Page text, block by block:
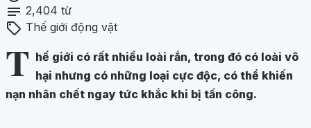
notes 2,404 từ
sell Thế giới động vật
T hế giới có rất nhiều loài rắn, trong đó có loài vô
hại nhưng có những loại cực độc, có thể khiến
nạn nhân chết ngay tức khắc khi bị tấn công.